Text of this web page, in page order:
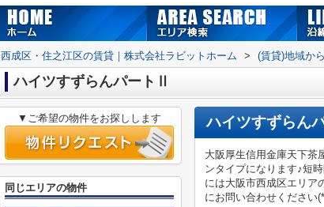
西成区・住之江区の賃貸｜株式会社ラビットホーム > (賃貸)地域か
ハイツすずらんパートⅡ
ハイツすずらん
大阪厚生信用金庫天下茶
ンタイプになります♪短
には大阪市西成区エリア
にお問い合わせください
▼ご希望の物件をお探しします
同じエリアの物件